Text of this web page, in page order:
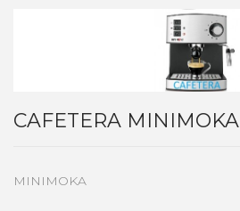
CAFETERA MINIMOKA
MINIMOKA